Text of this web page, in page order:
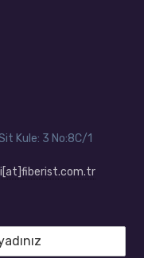
Kule: 3 No:8C/1